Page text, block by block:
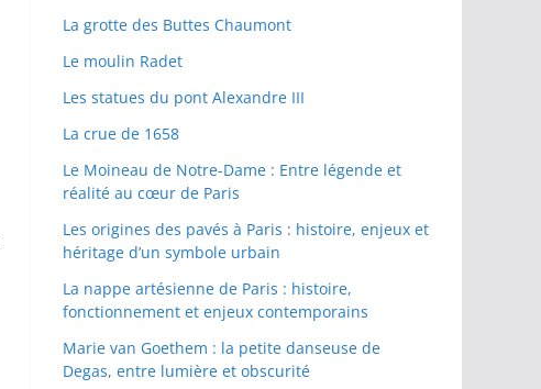
La grotte des Buttes Chaumont
Le moulin Radet
Les statues du pont Alexandre III
La crue de 1658
Le Moineau de Notre-Dame : Entre légende et
réalité au cœur de Paris
Les origines des pavés à Paris : histoire, enjeux et
héritage d’un symbole urbain
La nappe artésienne de Paris : histoire,
fonctionnement et enjeux contemporains
Marie van Goethem : la petite danseuse de
Degas, entre lumière et obscurité